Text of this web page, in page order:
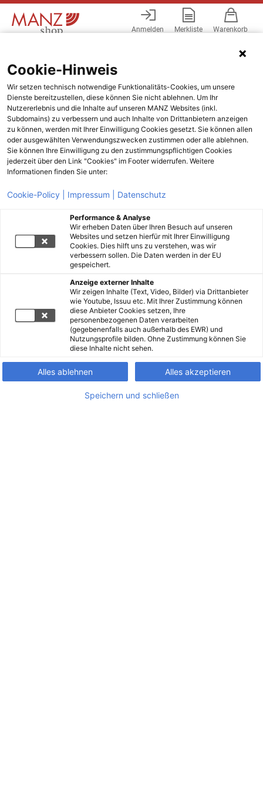
Anmelden Merkliste Warenkorb
Cookie-Hinweis
Wir setzen technisch notwendige Funktionalitäts-Cookies, um unsere
Dienste bereitzustellen, diese können Sie nicht ablehnen. Um Ihr
Nutzererlebnis und die Inhalte auf unseren MANZ Websites (inkl.
Subdomains) zu verbessern und auch Inhalte von Drittanbietern anzeigen
zu können, werden mit Ihrer Einwilligung Cookies gesetzt. Sie können allen
oder ausgewählten Verwendungszwecken zustimmen oder alle ablehnen.
Sie können Ihre Einwilligung zu den zustimmungspflichtigen Cookies
jederzeit über den Link "Cookies" im Footer widerrufen. Weitere
Informationen finden Sie unter:
Cookie-Policy | Impressum | Datenschutz
Performance & Analyse
Wir erheben Daten über Ihren Besuch auf unseren
Websites und setzen hierfür mit Ihrer Einwilligung
Cookies. Dies hilft uns zu verstehen, was wir
verbessern sollen. Die Daten werden in der EU
gespeichert.
Anzeige externer Inhalte
Wir zeigen Inhalte (Text, Video, Bilder) via Drittanbieter
wie Youtube, Issuu etc. Mit Ihrer Zustimmung können
diese Anbieter Cookies setzen, Ihre
personenbezogenen Daten verarbeiten
(gegebenenfalls auch außerhalb des EWR) und
Nutzungsprofile bilden. Ohne Zustimmung können Sie
diese Inhalte nicht sehen.
Alles ablehnen Alles akzeptieren
Speichern und schließen